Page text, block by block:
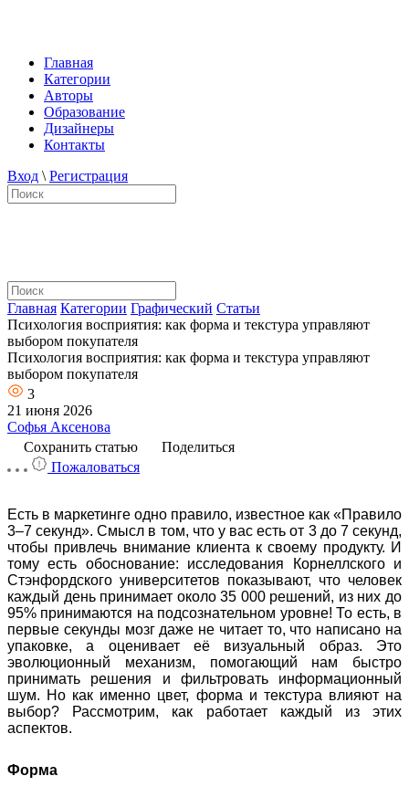
Главная
Категории
Авторы
Образование
Дизайнеры
Контакты
Вход \ Регистрация
Главная Категории Графический Статьи
Психология восприятия: как форма и текстура управляют
выбором покупателя
Психология восприятия: как форма и текстура управляют
выбором покупателя
3
21 июня 2026
Софья Аксенова
Сохранить статью
Поделиться
Пожаловаться
Есть в маркетинге одно правило, известное как «Правило
3–7 секунд». Смысл в том, что у вас есть от 3 до 7 секунд,
чтобы привлечь внимание клиента к своему продукту. И
тому есть обоснование: исследования Корнеллского и
Стэнфордского университетов показывают, что человек
каждый день принимает около 35 000 решений, из них до
95% принимаются на подсознательном уровне! То есть, в
первые секунды мозг даже не читает то, что написано на
упаковке, а оценивает её визуальный образ. Это
эволюционный механизм, помогающий нам быстро
принимать решения и фильтровать информационный
шум. Но как именно цвет, форма и текстура влияют на
выбор? Рассмотрим, как работает каждый из этих
аспектов.
Форма